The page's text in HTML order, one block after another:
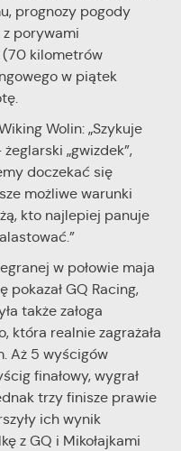
prognozy pogody
porywami
(70 kilometrów
w piątek
Wolin: „Szykuje
„gwizdek”,
doczekać się
możliwe warunki
kto najlepiej panuje
w połowie maja
GQ Racing,
także załoga
która realnie zagrażała
Aż 5 wyścigów
finałowy, wygrał
trzy finisze prawie
ich wynik
z GQ i Mikołajkami